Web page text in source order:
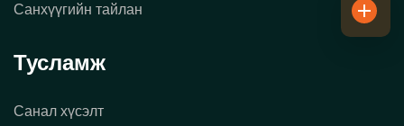
Санхүүгийн тайлан
Тусламж
Санал хүсэлт